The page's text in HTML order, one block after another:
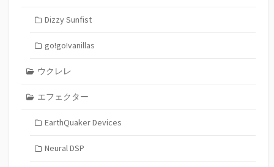
Dizzy Sunfist
go!go!vanillas
ウクレレ
エフェクター
EarthQuaker Devices
Neural DSP